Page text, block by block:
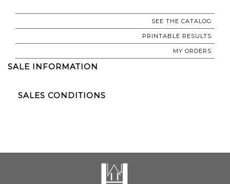
SEE THE CATALOG
PRINTABLE RESULTS
MY ORDERS
SALE INFORMATION
SALES CONDITIONS